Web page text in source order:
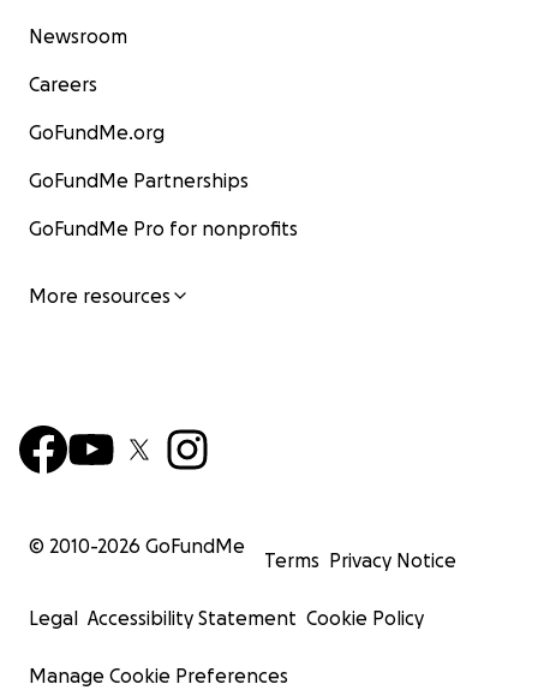
Newsroom
Careers
GoFundMe.org
GoFundMe Partnerships
GoFundMe Pro for nonprofits
More resources
© 2010-2026 GoFundMe
Terms Privacy Notice
Legal Accessibility Statement Cookie Policy
Manage Cookie Preferences